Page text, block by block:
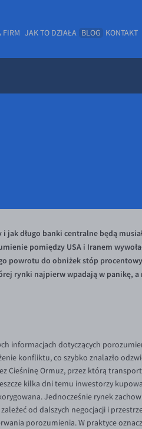
FIRM JAK TO DZIAŁA BLOG KONTAKT
jak długo banki centralne będą
pomiędzy USA i Iranem
powrotu do obniżek stóp
rynki najpierw wpadają w panikę, a
informacjach dotyczących
konfliktu, co szybko znalazło
Cieśninę Ormuz, przez którą
kilka dni temu inwestorzy
Jednocześnie rynek
od dalszych negocjacji i
porozumienia. W praktyce